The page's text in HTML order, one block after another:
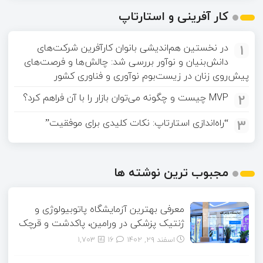
کار آفرینی و استارتاپ
1
در نخستین هم‌اندیشی بانوان کارآفرین شرکت‌های
دانش‌بنیان و نوآور بررسی شد: چالش‌ها و فرصت‌های
پیش‌روی زنان در زیست‌بوم نوآوری و فناوری کشور
2 MVP چیست و چگونه می‌توان بازار را با آن فراهم کرد؟
3 “راه‌اندازی استارتاپ: نکات کلیدی برای موفقیت”
مجبوب ترین نوشته ها
معرفی بهترین آزمایشگاه پاتوبیولوژی و
ژنتیک پزشکی در ورامین، پاکدشت و قرچک
اسفند ۲۹, ۱۴۰۲ 1,703